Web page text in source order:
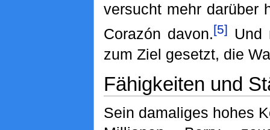
versucht mehr darüber
Corazón davon.[5]
Und
zum Ziel gesetzt, die
Fähigkeiten und
Sein damaliges hohes